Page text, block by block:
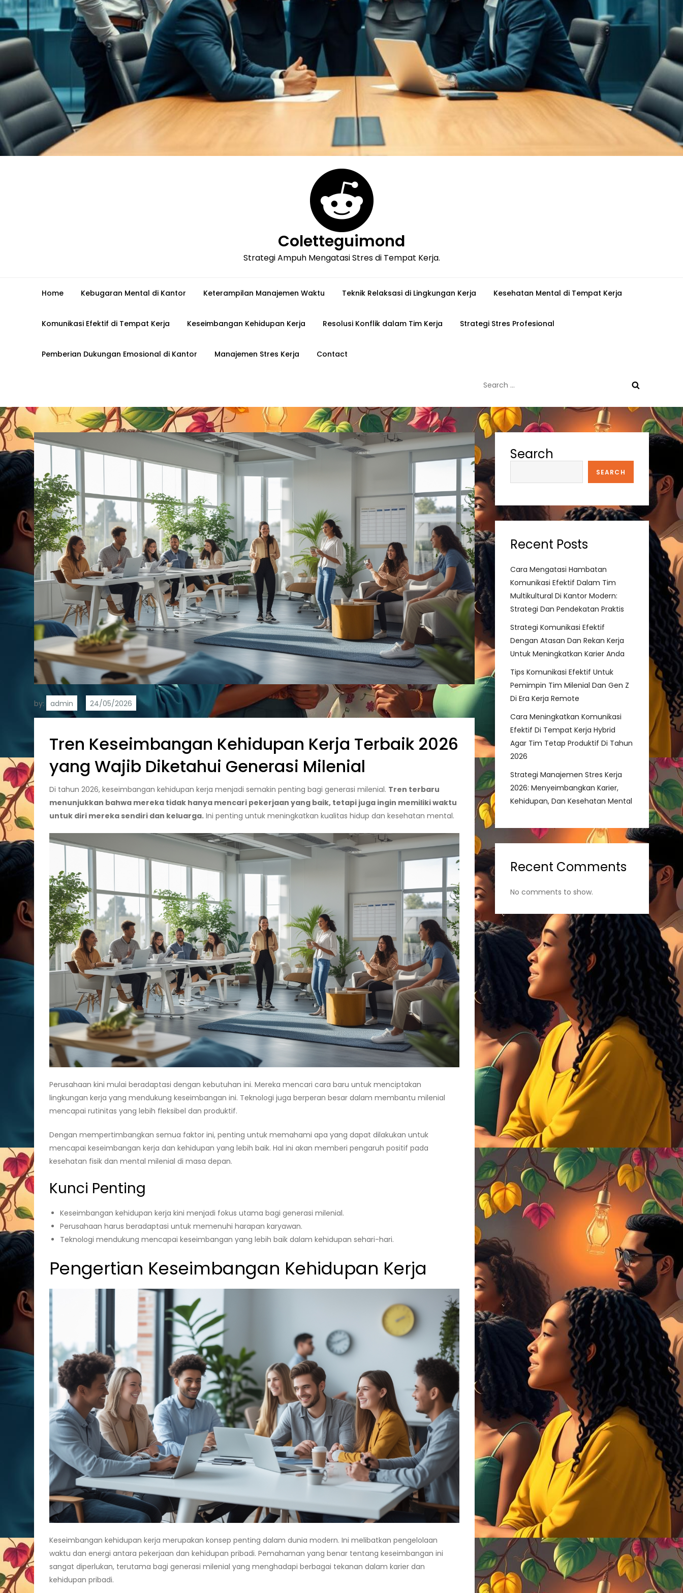
Coletteguimond
Strategi Ampuh Mengatasi Stres di Tempat Kerja.
Home Kebugaran Mental di Kantor Keterampilan Manajemen Waktu Teknik Relaksasi di Lingkungan Kerja Kesehatan Mental di Tempat Kerja
Komunikasi Efektif di Tempat Kerja Keseimbangan Kehidupan Kerja Resolusi Konflik dalam Tim Kerja Strategi Stres Profesional
Pemberian Dukungan Emosional di Kantor Manajemen Stres Kerja Contact
for:
by: admin
Tren Keseimbangan Kehidupan Kerja Terbaik 2026
yang Wajib Diketahui Generasi Milenial
Di tahun 2026, keseimbangan kehidupan kerja menjadi semakin penting bagi generasi milenial. Tren terbaru
menunjukkan bahwa mereka tidak hanya mencari pekerjaan yang baik, tetapi juga ingin memiliki waktu
untuk diri mereka sendiri dan keluarga. Ini penting untuk meningkatkan kualitas hidup dan kesehatan mental.
Perusahaan kini mulai beradaptasi dengan kebutuhan ini. Mereka mencari cara baru untuk menciptakan
lingkungan kerja yang mendukung keseimbangan ini. Teknologi juga berperan besar dalam membantu milenial
mencapai rutinitas yang lebih fleksibel dan produktif.
Dengan mempertimbangkan semua faktor ini, penting untuk memahami apa yang dapat dilakukan untuk
mencapai keseimbangan kerja dan kehidupan yang lebih baik. Hal ini akan memberi pengaruh positif pada
kesehatan fisik dan mental milenial di masa depan.
Kunci Penting
Keseimbangan kehidupan kerja kini menjadi fokus utama bagi generasi milenial.
Perusahaan harus beradaptasi untuk memenuhi harapan karyawan.
Teknologi mendukung mencapai keseimbangan yang lebih baik dalam kehidupan sehari-hari.
Pengertian Keseimbangan Kehidupan Kerja
Keseimbangan kehidupan kerja merupakan konsep penting dalam dunia modern. Ini melibatkan pengelolaan
waktu dan energi antara pekerjaan dan kehidupan pribadi. Pemahaman yang benar tentang keseimbangan ini
sangat diperlukan, terutama bagi generasi milenial yang menghadapi berbagai tekanan dalam karier dan
kehidupan pribadi.
Search
SEARCH
Recent Posts
Cara Mengatasi Hambatan
Komunikasi Efektif Dalam Tim
Multikultural Di Kantor Modern:
Strategi Dan Pendekatan Praktis
Strategi Komunikasi Efektif
Dengan Atasan Dan Rekan Kerja
Untuk Meningkatkan Karier Anda
Tips Komunikasi Efektif Untuk
Pemimpin Tim Milenial Dan Gen Z
Di Era Kerja Remote
Cara Meningkatkan Komunikasi
Efektif Di Tempat Kerja Hybrid
Agar Tim Tetap Produktif Di Tahun
2026
Strategi Manajemen Stres Kerja
2026: Menyeimbangkan Karier,
Kehidupan, Dan Kesehatan Mental
Recent Comments
No comments to show.